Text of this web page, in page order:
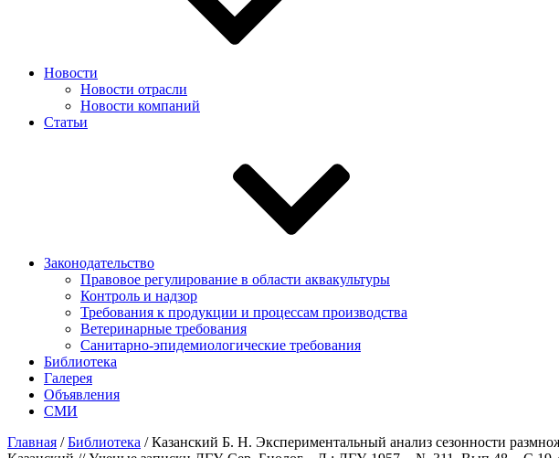
Новости
Новости отрасли
Новости компаний
Статьи
Законодательство
Правовое регулирование в области аквакультуры
Контроль и надзор
Требования к продукции и процессам производства
Ветеринарные требования
Санитарно-эпидемиологические требования
Библиотека
Галерея
Объявления
СМИ
Главная /Библиотека /Казанский Б. Н. Экспериментальный анализ сезонности